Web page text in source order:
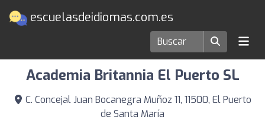
escuelasdeidiomas.com.es
Escuelas de idiomas en El Puerto de Santa María
Academia Britannia El Puerto SL
C. Concejal Juan Bocanegra Muñoz 11, 11500, El Puerto
de Santa María